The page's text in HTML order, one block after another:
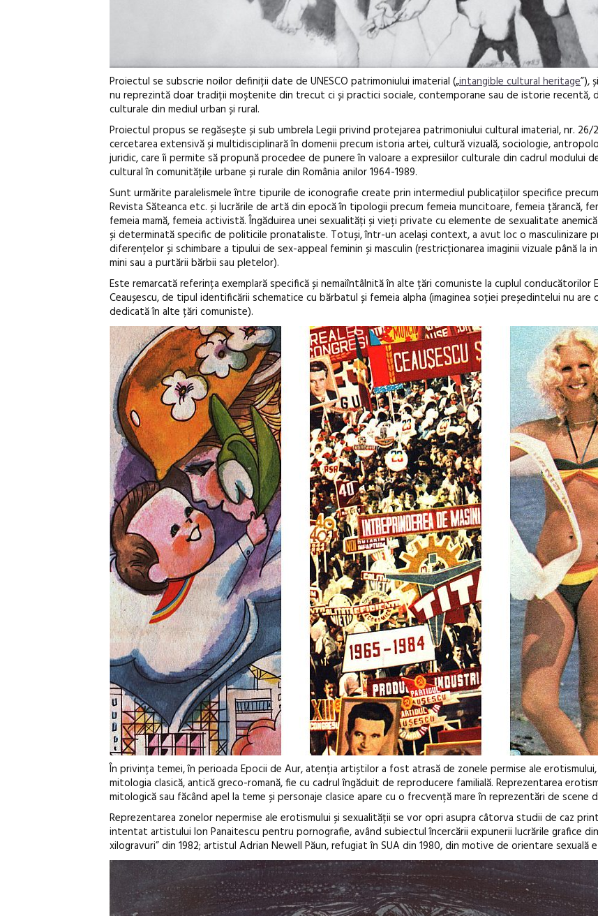
Proiectul se subscrie noilor definiții date de UNESCO patrimoniului imaterial („intangible cultural heritage”),
nu reprezintă doar tradiții moștenite din trecut ci și practici sociale, contemporane sau de istorie recentă,
culturale din mediul urban și rural.
Proiectul propus se regăsește și sub umbrela Legii privind protejarea patrimoniului cultural imaterial, nr. 26/
cercetarea extensivă și multidisciplinară în domenii precum istoria artei, cultură vizuală, sociologie,
juridic, care îi permite să propună procedee de punere în valoare a expresiilor culturale din cadrul modului
cultural în comunitățile urbane și rurale din România anilor 1964-1989.
Sunt urmărite paralelismele între tipurile de iconografie create prin intermediul publicațiilor specifice
Revista Săteanca etc. și lucrările de artă din epocă în tipologii precum femeia muncitoare, femeia țărancă,
femeia mamă, femeia activistă. Îngăduirea unei sexualități și vieți private cu elemente de sexualitate
și determinată specific de politicile pronataliste. Totuși, într-un același context, a avut loc o masculinizare
diferențelor și schimbare a tipului de sex-appeal feminin și masculin (restricționarea imaginii vizuale până la
mini sau a purtării bărbii sau pletelor).
Este remarcată referința exemplară specifică și nemaiîntâlnită în alte țări comuniste la cuplul conducătorilor
Ceaușescu, de tipul identificării schematice cu bărbatul și femeia alpha (imaginea soției președintelui nu are
dedicată în alte țări comuniste).
În privința temei, în perioada Epocii de Aur, atenția artiștilor a fost atrasă de zonele permise ale
mitologia clasică, antică greco-romană, fie cu cadrul îngăduit de reproducere familială. Reprezentarea
mitologică sau făcând apel la teme și personaje clasice apare cu o frecvență mare în reprezentări de scene
Reprezentarea zonelor nepermise ale erotismului și sexualității se vor opri asupra câtorva studii de caz
intentat artistului Ion Panaitescu pentru pornografie, având subiectul încercării expunerii lucrările grafice din
xilogravuri” din 1982; artistul Adrian Newell Păun, refugiat în SUA din 1980, din motive de orientare sexuală